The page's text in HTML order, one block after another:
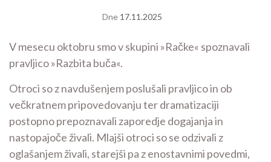
Dne 17.11.2025
V mesecu oktobru smo v skupini »Račke« spoznavali
pravljico »Razbita buča«.
Otroci so z navdušenjem poslušali pravljico in ob
večkratnem pripovedovanju ter dramatizaciji
postopno prepoznavali zaporedje dogajanja in
nastopajoče živali. Mlajši otroci so se odzivali z
oglašanjem živali, starejši pa z enostavnimi povedmi,